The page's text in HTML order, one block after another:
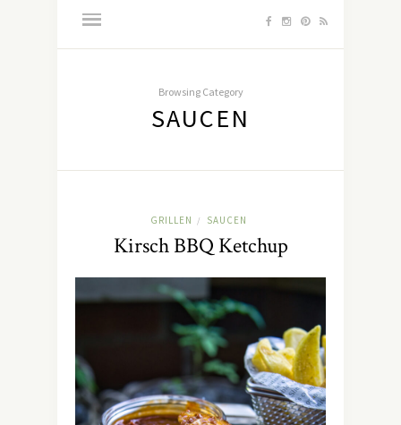
Browsing Category
SAUCEN
GRILLEN / SAUCEN
Kirsch BBQ Ketchup